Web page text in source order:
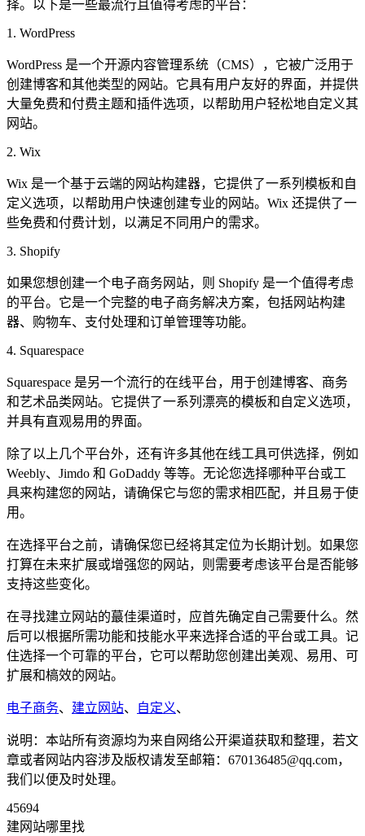
择。以下是一些最流行且值得考虑的平台：
1. WordPress
WordPress 是一个开源内容管理系统（CMS），它被广泛用于
创建博客和其他类型的网站。它具有用户友好的界面，并提供
大量免费和付费主题和插件选项，以帮助用户轻松地自定义其
网站。
2. Wix
Wix 是一个基于云端的网站构建器，它提供了一系列模板和自
定义选项，以帮助用户快速创建专业的网站。Wix 还提供了一
些免费和付费计划，以满足不同用户的需求。
3. Shopify
如果您想创建一个电子商务网站，则 Shopify 是一个值得考虑
的平台。它是一个完整的电子商务解决方案，包括网站构建
器、购物车、支付处理和订单管理等功能。
4. Squarespace
Squarespace 是另一个流行的在线平台，用于创建博客、商务
和艺术品类网站。它提供了一系列漂亮的模板和自定义选项，
并具有直观易用的界面。
除了以上几个平台外，还有许多其他在线工具可供选择，例如
Weebly、Jimdo 和 GoDaddy 等等。无论您选择哪种平台或工
具来构建您的网站，请确保它与您的需求相匹配，并且易于使
用。
在选择平台之前，请确保您已经将其定位为长期计划。如果您
打算在未来扩展或增强您的网站，则需要考虑该平台是否能够
支持这些变化。
在寻找建立网站的蕞佳渠道时，应首先确定自己需要什么。然
后可以根据所需功能和技能水平来选择合适的平台或工具。记
住选择一个可靠的平台，它可以帮助您创建出美观、易用、可
扩展和槁效的网站。
电子商务、 建立网站、 自定义、
说明：本站所有资源均为来自网络公开渠道获取和整理，若文
章或者网站内容涉及版权请发至邮箱：670136485@qq.com，
我们以便及时处理。
45694
建网站哪里找